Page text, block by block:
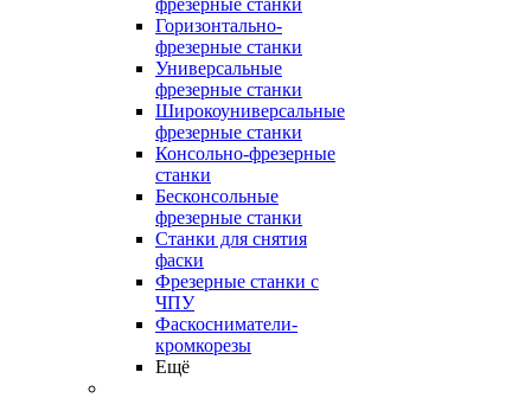
фрезерные станки
Горизонтально-
фрезерные станки
Универсальные
фрезерные станки
Широкоуниверсальные
фрезерные станки
Консольно-фрезерные
станки
Бесконсольные
фрезерные станки
Станки для снятия
фаски
Фрезерные станки с
ЧПУ
Фаскосниматели-
кромкорезы
Ещё